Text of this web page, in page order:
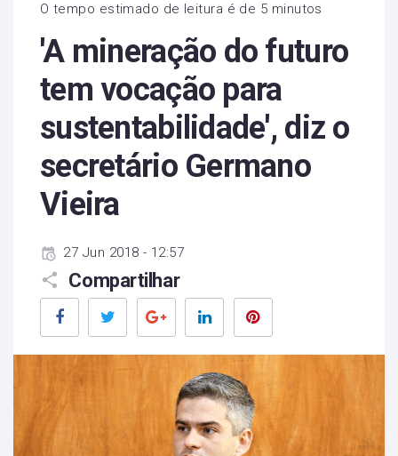
O tempo estimado de leitura é de 5 minutos
'A mineração do futuro
tem vocação para
sustentabilidade', diz o
secretário Germano
Vieira
27 Jun 2018 - 12:57
Compartilhar
Facebook Twitter Google+ LinkedIn